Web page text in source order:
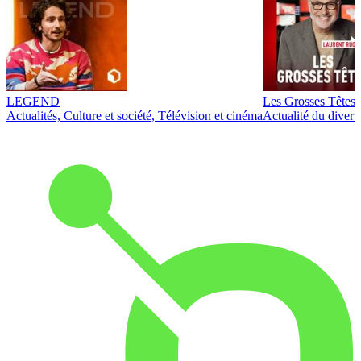
LEGEND
Actualités, Culture et société, Télévision et cinéma
Les Grosses Têtes
Actualité du